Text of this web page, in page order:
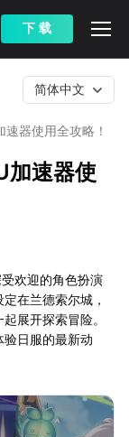
下 载
器使用全攻略！
简体中文
加速器使
欢迎的角色扮演
在兰德索尔城，
展开探索冒险。
日服的最新动